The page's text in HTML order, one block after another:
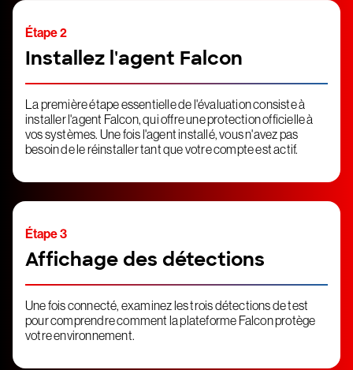
Étape 2
Installez l'agent Falcon
La première étape essentielle de l'évaluation consiste à
installer l'agent Falcon, qui offre une protection officielle à
vos systèmes. Une fois l'agent installé, vous n'avez pas
besoin de le réinstaller tant que votre compte est actif.
Étape 3
Affichage des détections
Une fois connecté, examinez les trois détections de test
pour comprendre comment la plateforme Falcon protège
votre environnement.